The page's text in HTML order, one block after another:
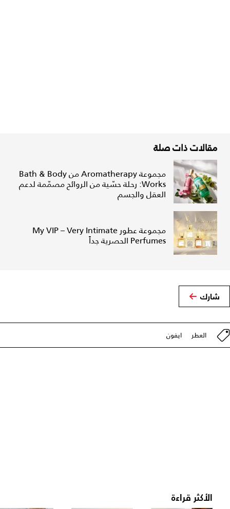
مقالات ذات صلة
مجموعة Aromatherapy من Bath & Body
Works: رحلة حسّية من الروائح مصمّمة لدعم
العقل والجسم
مجموعة عطور My VIP – Very Intimate
Perfumes الحصرية جداً
شارك
العطر ايفون
الأكثر قراءة